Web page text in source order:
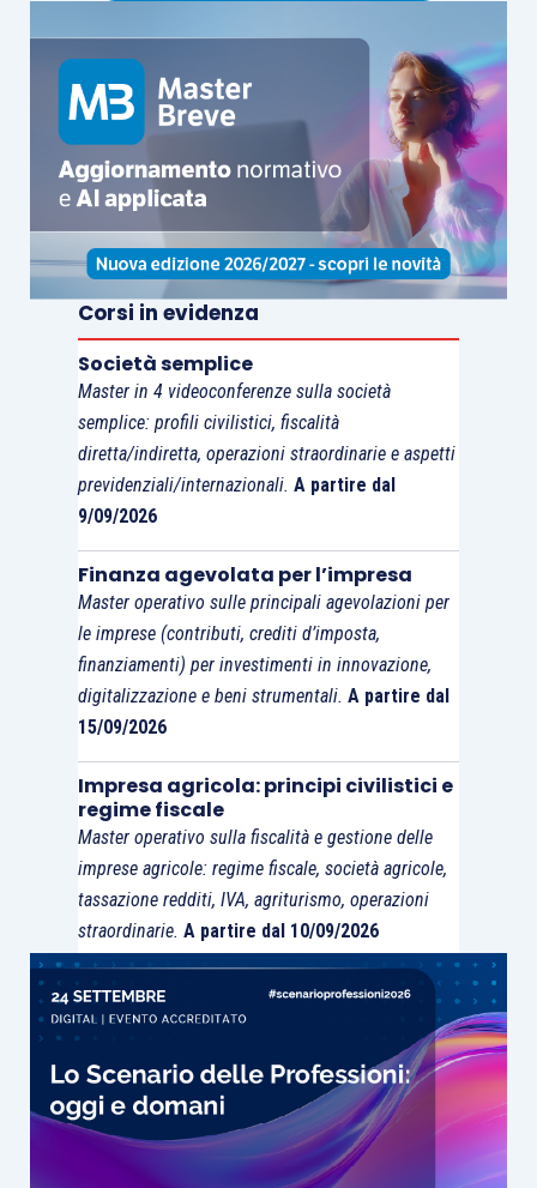
Corsi in evidenza
Società semplice
Master in 4 videoconferenze sulla società
semplice: profili civilistici, fiscalità
diretta/indiretta, operazioni straordinarie e aspetti
previdenziali/internazionali. A partire dal
9/09/2026
Finanza agevolata per l’impresa
Master operativo sulle principali agevolazioni per
le imprese (contributi, crediti d’imposta,
finanziamenti) per investimenti in innovazione,
digitalizzazione e beni strumentali. A partire dal
15/09/2026
Impresa agricola: principi civilistici e
regime fiscale
Master operativo sulla fiscalità e gestione delle
imprese agricole: regime fiscale, società agricole,
tassazione redditi, IVA, agriturismo, operazioni
straordinarie. A partire dal 10/09/2026